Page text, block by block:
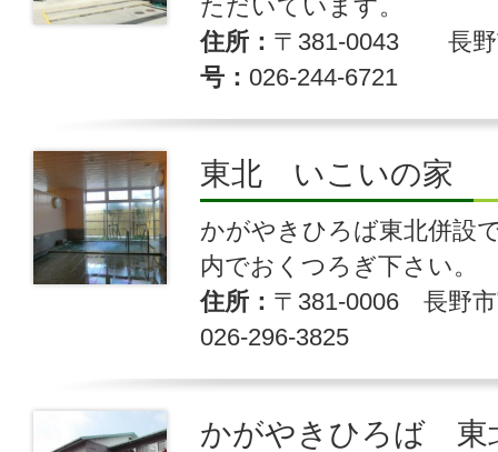
ただいています。
住所
〒381-0043 長野
号
026-244-6721
東北 いこいの家
かがやきひろば東北併設
内でおくつろぎ下さい。
住所
〒381-0006 長野
026-296-3825
かがやきひろば 東